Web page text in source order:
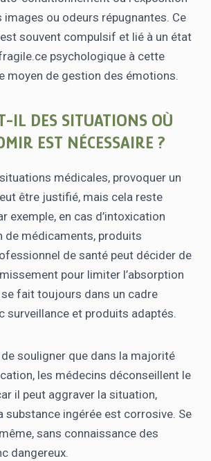
images ou odeurs répugnantes. Ce
souvent compulsif et lié à un état
psychologique à cette
moyen de gestion des émotions.
IL DES SITUATIONS OÙ
EST NÉCESSAIRE ?
médicales, provoquer un
être justifié, mais cela reste
exemple, en cas d’intoxication
de médicaments, produits
de santé peut décider de
pour limiter l’absorption
se fait toujours dans un cadre
surveillance et produits adaptés.
souligner que dans la majorité
les médecins déconseillent le
il peut aggraver la situation,
substance ingérée est corrosive. Se
sans connaissance des
dangereux.